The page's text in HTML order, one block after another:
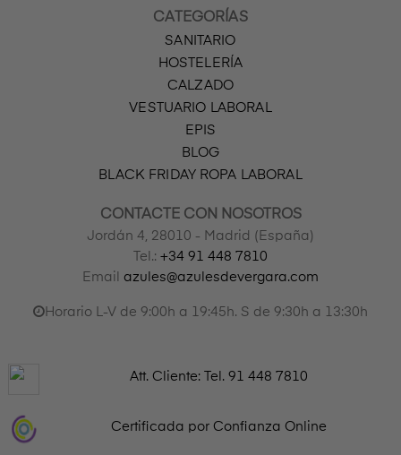
CATEGORÍAS
SANITARIO
HOSTELERÍA
CALZADO
VESTUARIO LABORAL
EPIS
BLOG
BLACK FRIDAY ROPA LABORAL
CONTACTE CON NOSOTROS
Jordán 4, 28010 - Madrid (España)
Tel.: +34 91 448 7810
Email azules@azulesdevergara.com
Horario L-V de 9:00h a 19:45h. S de 9:30h a 13:30h
Att. Cliente: Tel. 91 448 7810
Certificada por Confianza Online